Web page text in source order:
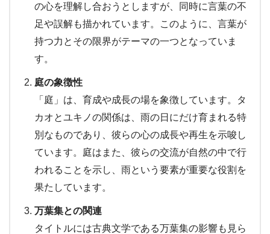
の心を理解し合おうとしますが、同時に言葉の不
足や誤解も描かれています。このように、言葉が
持つ力とその限界がテーマの一つとなっていま
す。
庭の象徴性
「庭」は、育成や成長の場を象徴しています。タ
カオとユキノの関係は、雨の日にだけ育まれる特
別なものであり、彼らの心の成長や再生を示唆し
ています。庭はまた、彼らの交流が自然の中で行
われることを示し、雨という要素が重要な役割を
果たしています。
万葉集との関連
タイトルには古典文学である万葉集の影響も見ら